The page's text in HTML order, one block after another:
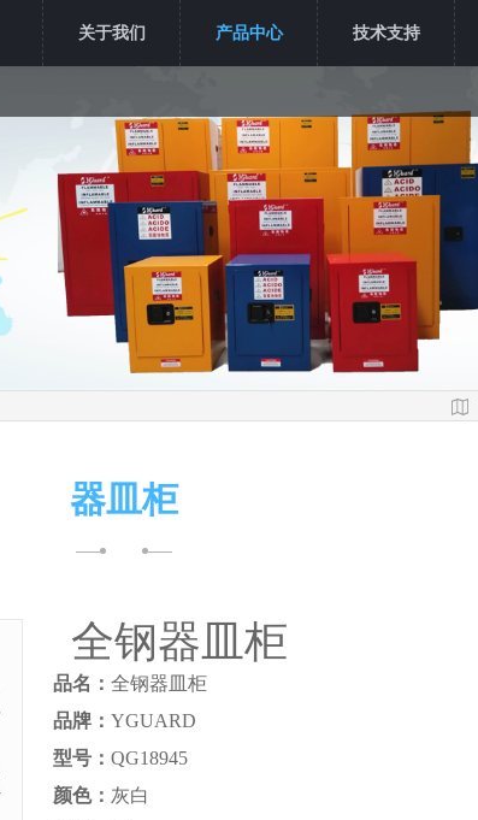
关于我们 产品中心 技术支持
器皿柜
全钢器皿柜
品名：全钢器皿柜
品牌：YGUARD
型号：QG18945
颜色： 灰白